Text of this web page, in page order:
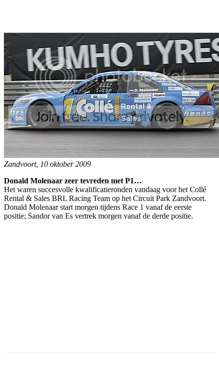
Zandvoort, 10 oktober 2009
Donald Molenaar zeer tevreden met P1…
Het waren succesvolle kwalificatieronden vandaag voor het Collé
Rental & Sales BRL Racing Team op het Circuit Park Zandvoort.
Donald Molenaar start morgen tijdens Race 1 vanaf de eerste
positie; Sandor van Es vertrek morgen vanaf de derde positie.